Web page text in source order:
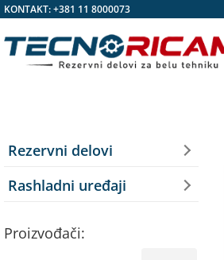
KONTAKT:+381 11 8000073
Rezervni delovi
Rashladni uređaji
Proizvođači: